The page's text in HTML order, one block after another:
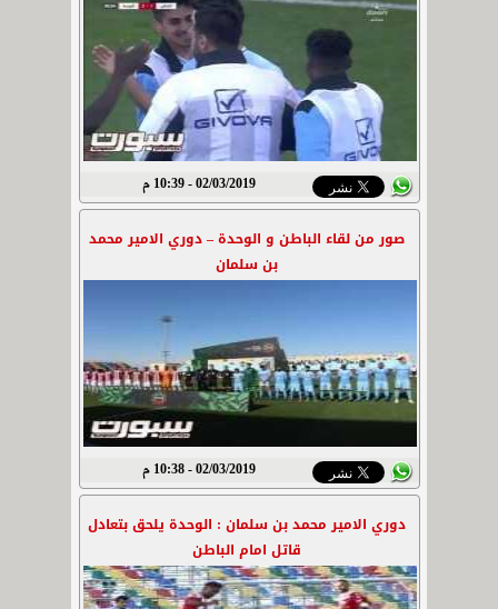
02/03/2019 - 10:39 م
صور من لقاء الباطن و الوحدة – دوري الامير محمد
بن سلمان
02/03/2019 - 10:38 م
دوري الامير محمد بن سلمان : الوحدة يلحق بتعادل
قاتل امام الباطن